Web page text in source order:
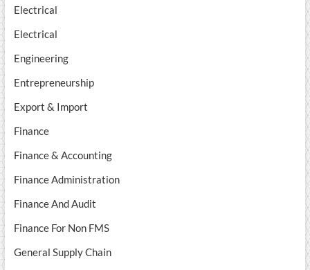
Electrical
Electrical
Engineering
Entrepreneurship
Export & Import
Finance
Finance & Accounting
Finance Administration
Finance And Audit
Finance For Non FMS
General Supply Chain